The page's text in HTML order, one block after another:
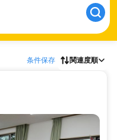
条件保存 関連度順